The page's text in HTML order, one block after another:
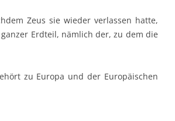
Zeus sie wieder verlassen hatte,
Erdteil, nämlich der, zu dem die
zu Europa und der Europäischen